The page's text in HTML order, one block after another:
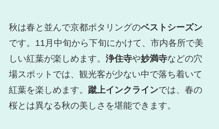
秋は春と並んで京都ポタリングのベストシーズン
です。11月中旬から下旬にかけて、市内各所で美
しい紅葉が楽しめます。 浄住寺や妙満寺などの穴
場スポットでは、観光客が少ない中で落ち着いて
紅葉を楽しめます。 蹴上インクラインでは、春の
桜とは異なる秋の美しさを堪能できます。